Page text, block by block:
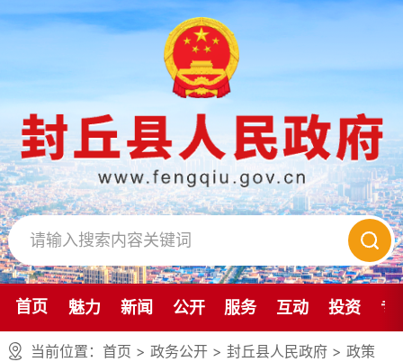
首页 魅力 新闻 公开 服务 互动 投资 专
当前位置： 首页 > 政务公开 > 封丘县人民政府 > 政策